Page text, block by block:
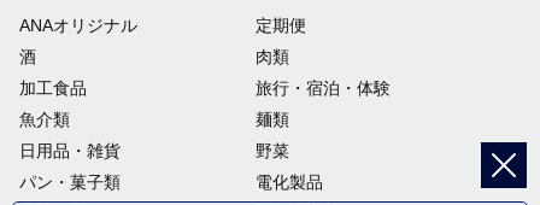
ANAオリジナル
定期便
酒
肉類
加工食品
旅行・宿泊・体験
魚介類
麺類
日用品・雑貨
野菜
パン・菓子類
電化製品